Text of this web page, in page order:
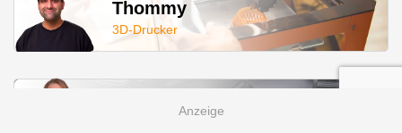
Thommy
3D-Drucker